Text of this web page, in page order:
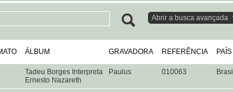
Abrir a busca avançada
ÁLBUM GRAVADORA REFERÊNCIA PAÍS
Tadeu Borges Interpreta
Ernesto Nazareth
Paulus 010063 Brasil